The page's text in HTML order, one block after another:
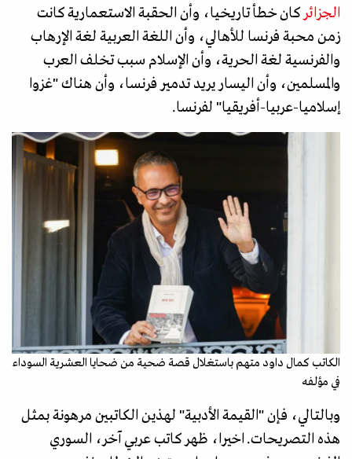
الجزائر كان خطأ تاريخيا، وأن الحقبة الاستعمارية كانت
زمن محبة فرنسا للأهالي، وأن اللغة العربية لغة الإرهاب
والفرنسية لغة الحرية، وأن الإسلام سبب تخلف العرب
والمسلمين، وأن اليسار يريد تدمير فرنسا، وأن هناك "غزوا
إسلاميا-عربيا-أفريقيا" لفرنسا.
الكاتب كمال داود متهم باستغلال قصة ضحية من ضحايا العشرية السوداء
في مؤلفه
وبالتالي، فإن "القيمة الأدبية" لهذين الكاتبين مرهونة بمثل
هذه التصريحات. اخيرا، ظهر كاتب عربي آخر، السوري